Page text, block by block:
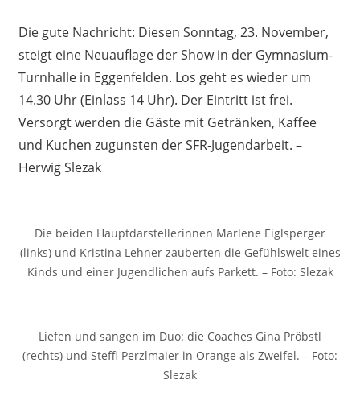
Die gute Nachricht: Diesen Sonntag, 23. November,
steigt eine Neuauflage der Show in der Gymnasium-
Turnhalle in Eggenfelden. Los geht es wieder um
14.30 Uhr (Einlass 14 Uhr). Der Eintritt ist frei.
Versorgt werden die Gäste mit Getränken, Kaffee
und Kuchen zugunsten der SFR-Jugendarbeit. –
Herwig Slezak
Die beiden Hauptdarstellerinnen Marlene Eiglsperger
(links) und Kristina Lehner zauberten die Gefühlswelt eines
Kinds und einer Jugendlichen aufs Parkett. – Foto: Slezak
Liefen und sangen im Duo: die Coaches Gina Pröbstl
(rechts) und Steffi Perzlmaier in Orange als Zweifel. – Foto:
Slezak